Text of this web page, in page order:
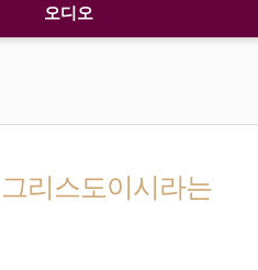
오디오
리스도이시라는